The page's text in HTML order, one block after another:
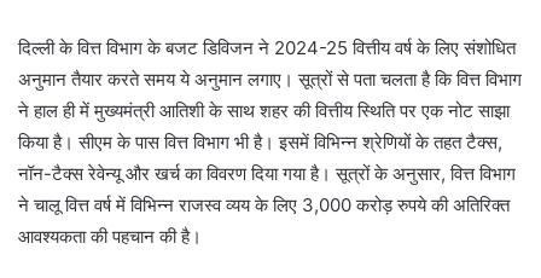
दिल्ली के वित्त विभाग के बजट डिविजन ने 2024-25 वित्तीय वर्ष के लिए संशोधित
अनुमान तैयार करते समय ये अनुमान लगाए। सूत्रों से पता चलता है कि वित्त विभाग
ने हाल ही में मुख्यमंत्री आतिशी के साथ शहर की वित्तीय स्थिति पर एक नोट साझा
किया है। सीएम के पास वित्त विभाग भी है। इसमें विभिन्न श्रेणियों के तहत टैक्स,
नॉन-टैक्स रेवेन्यू और खर्च का विवरण दिया गया है। सूत्रों के अनुसार, वित्त विभाग
ने चालू वित्त वर्ष में विभिन्न राजस्व व्यय के लिए 3,000 करोड़ रुपये की अतिरिक्त
आवश्यकता की पहचान की है।